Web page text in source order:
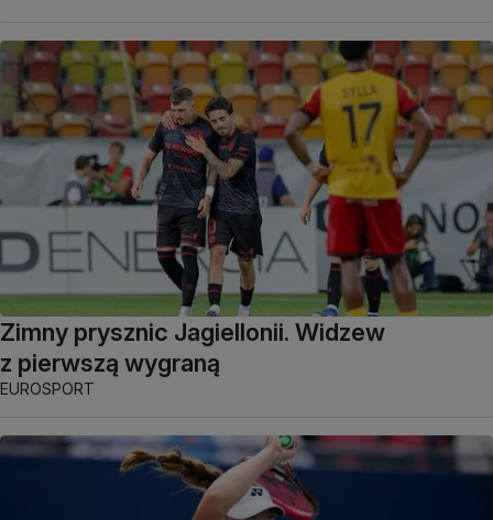
Zimny prysznic Jagiellonii. Widzew
z pierwszą wygraną
EUROSPORT